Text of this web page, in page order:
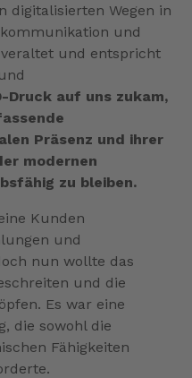
digitalisierten Wegen in
und
und entspricht
Druck auf uns zukam,
Präsenz und ihrer
modernen
zu bleiben.
Kunden
und
nun wollte das
und die
Es war eine
die sowohl die
Fähigkeiten